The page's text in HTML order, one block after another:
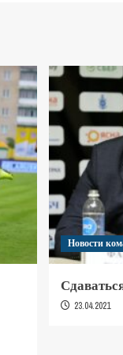
Новости
23.04.2021